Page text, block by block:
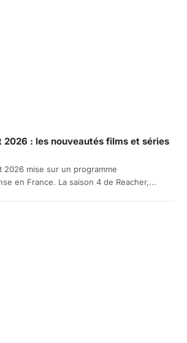
2026 : les nouveautés films et séries
2026 mise sur un programme
en France. La saison 4 de Reacher,...